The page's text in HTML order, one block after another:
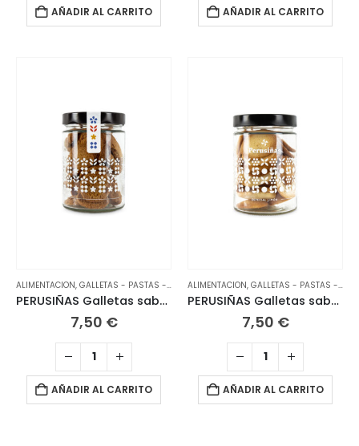
AÑADIR AL CARRITO AÑADIR AL CARRITO
ALIMENTACION, GALLETAS - PASTAS - CHOCOLATES
PERUSIÑAS Galletas sabor jengibre 170 grs
7,50 €
AÑADIR AL CARRITO
ALIMENTACION, GALLETAS - PASTAS - CHOCOLATES
PERUSIÑAS Galletas sabor limón 170 grs
7,50 €
AÑADIR AL CARRITO